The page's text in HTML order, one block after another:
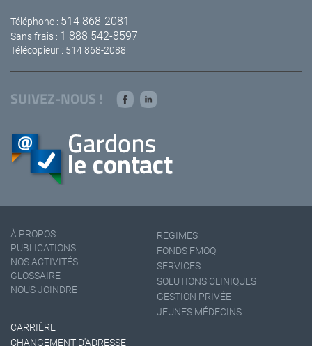
Téléphone : 514 868-2081
Sans frais : 1 888 542-8597
Télécopieur : 514 868-2088
SUIVEZ-NOUS !
À PROPOS
PUBLICATIONS
NOS ACTIVITÉS
GLOSSAIRE
NOUS JOINDRE
RÉGIMES
FONDS FMOQ
SERVICES
SOLUTIONS CLINIQUES
GESTION PRIVÉE
JEUNES MÉDECINS
CARRIÈRE
CHANGEMENT D'ADRESSE